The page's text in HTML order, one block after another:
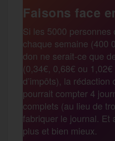
b
o
o
k
t
e
r
r
t
a
g
e
Faisons face
Si les 5000 personnes
chaque semaine (400
don ne serait-ce que
(0,34€, 0,68€ ou
d’impôts), la
pourrait compter 4
complets (au lieu de
fabriquer le journal. Et
plus et bien mieux.